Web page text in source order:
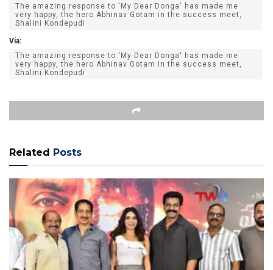
The amazing response to 'My Dear Donga' has made me
very happy, the hero Abhinav Gotam in the success meet,
Shalini Kondepudi
Via:
The amazing response to 'My Dear Donga' has made me
very happy, the hero Abhinav Gotam in the success meet,
Shalini Kondepudi
Related Posts